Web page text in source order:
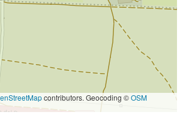
contributors. Geocoding ©OSM